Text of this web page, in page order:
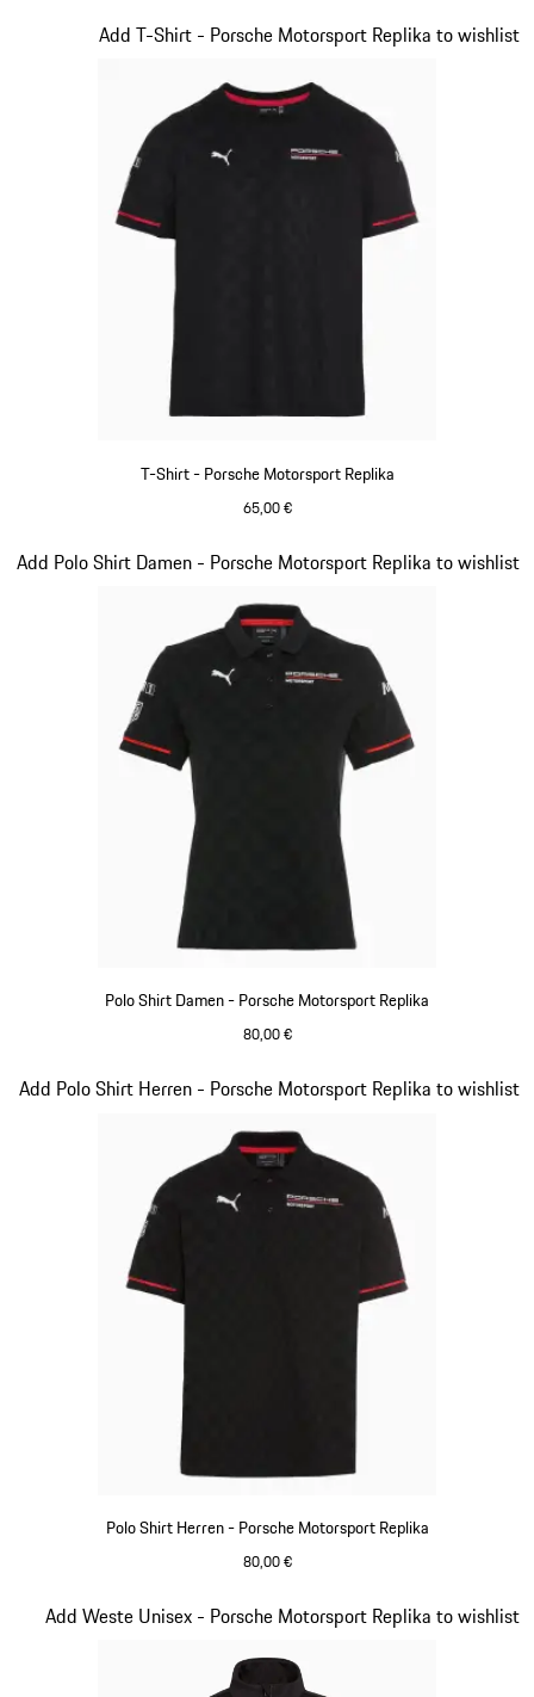
T-Shirt - Porsche Motorsport Replika
65,00 €
Add T-Shirt - Porsche Motorsport Replika to wishlist
Slide 8 von 20
Polo Shirt Damen - Porsche Motorsport Replika
80,00 €
Add Polo Shirt Damen - Porsche Motorsport Replika to wishlist
Slide 9 von 20
Polo Shirt Herren - Porsche Motorsport Replika
80,00 €
Add Polo Shirt Herren - Porsche Motorsport Replika to wishlist
Slide 10 von 20
Add Weste Unisex - Porsche Motorsport Replika to wishlist
Slide 11 von 20